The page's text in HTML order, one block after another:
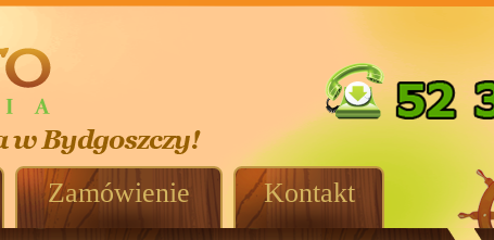
Zamówienie Kontakt